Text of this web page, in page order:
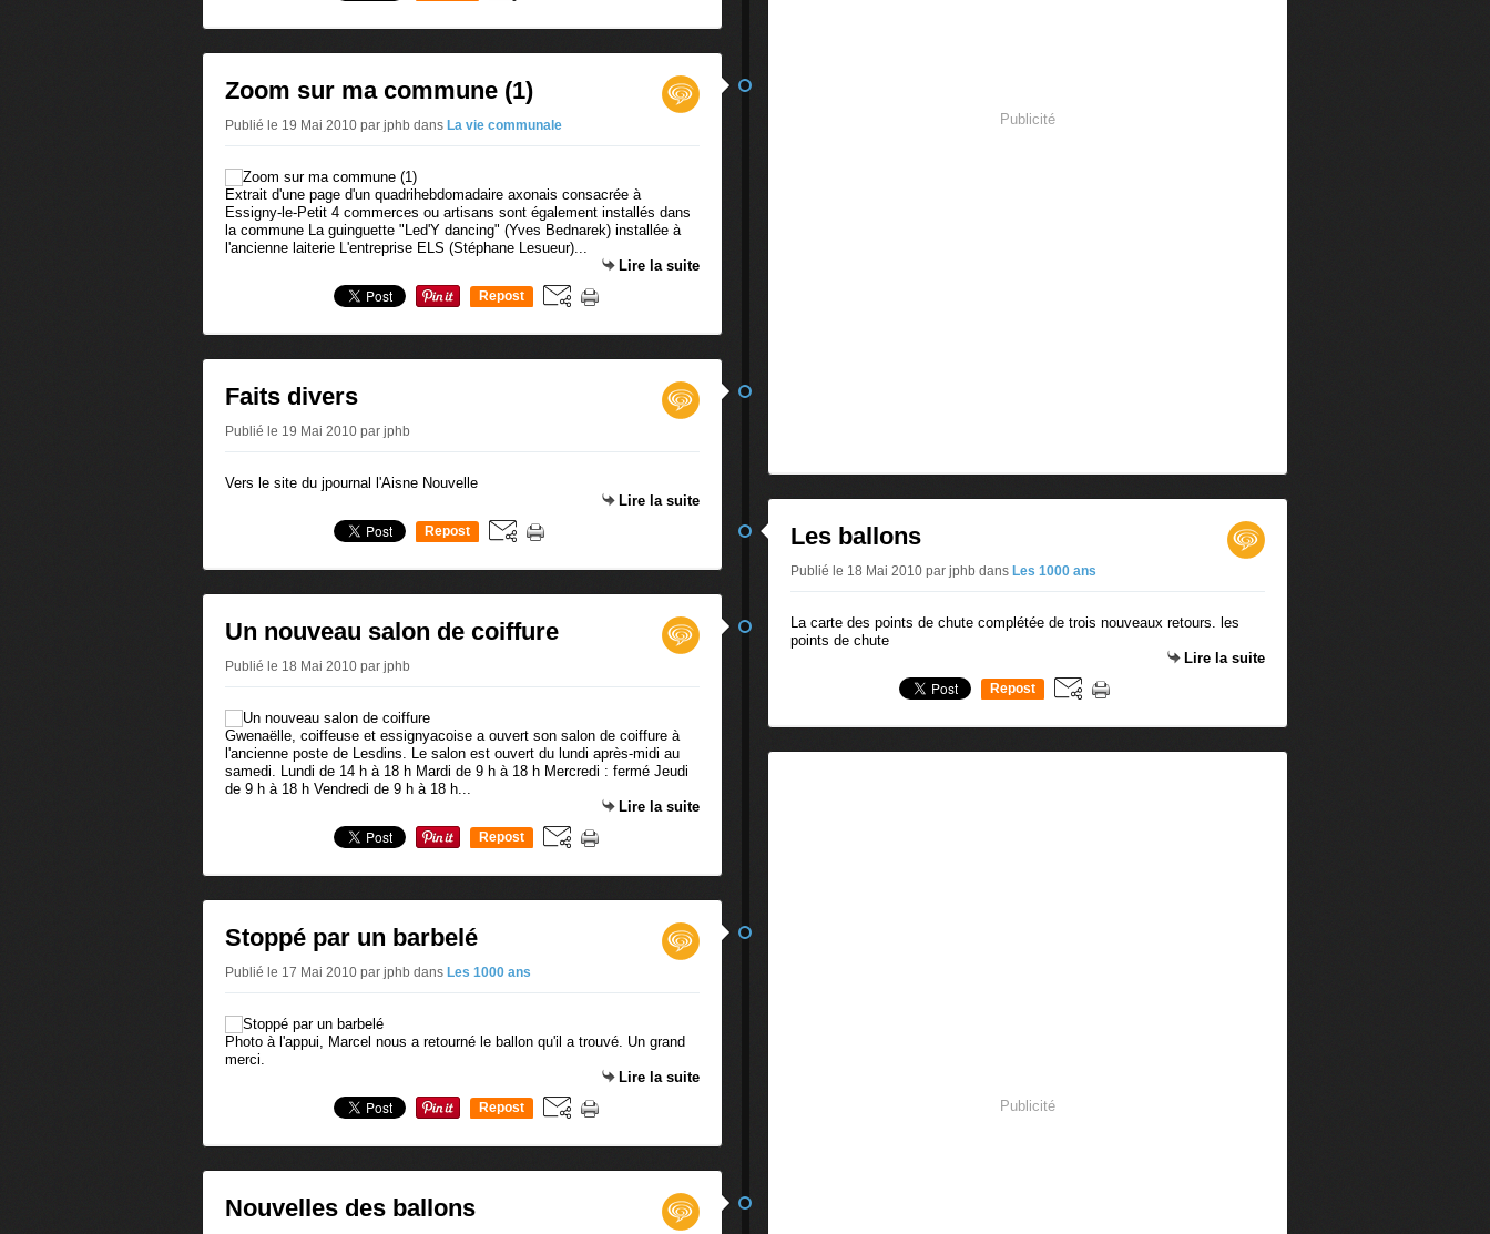
Zoom sur ma commune (1)
Publié le 19 Mai 2010 par jphb dans La vie communale
Extrait d'une page d'un quadrihebdomadaire axonais consacrée à
Essigny-le-Petit 4 commerces ou artisans sont également installés dans
la commune La guinguette "Led'Y dancing" (Yves Bednarek) installée à
l'ancienne laiterie L'entreprise ELS (Stéphane Lesueur)...
Lire la suite
Repost
Faits divers
Publié le 19 Mai 2010 par jphb
Vers le site du jpournal l'Aisne Nouvelle
Lire la suite
Repost
Un nouveau salon de coiffure
Publié le 18 Mai 2010 par jphb
Gwenaëlle, coiffeuse et essignyacoise a ouvert son salon de coiffure à
l'ancienne poste de Lesdins. Le salon est ouvert du lundi après-midi au
samedi. Lundi de 14 h à 18 h Mardi de 9 h à 18 h Mercredi : fermé Jeudi
de 9 h à 18 h Vendredi de 9 h à 18 h...
Lire la suite
Repost
Stoppé par un barbelé
Publié le 17 Mai 2010 par jphb dans Les 1000 ans
Photo à l'appui, Marcel nous a retourné le ballon qu'il a trouvé. Un grand
merci.
Lire la suite
Repost
Nouvelles des ballons
Publicité
Les ballons
Publié le 18 Mai 2010 par jphb dans Les 1000 ans
La carte des points de chute complétée de trois nouveaux retours. les
points de chute
Lire la suite
Repost
Publicité